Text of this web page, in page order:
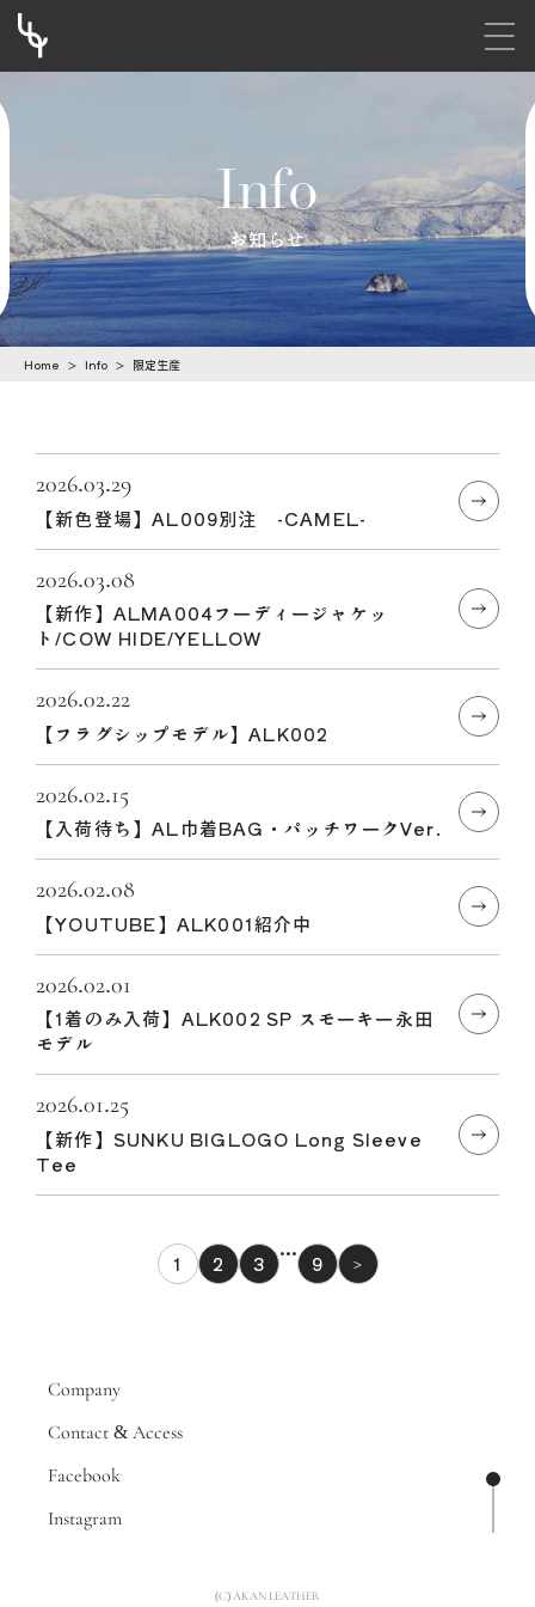
k
o
c
o
メ
Info
お知らせ
Home > Info > 限定生産
2026.03.29
【新色登場】AL009別注 -CAMEL-
2026.03.08
【新作】ALMA004フーディージャケッ
ト/COW HIDE/YELLOW
2026.02.22
【フラグシップモデル】ALK002
2026.02.15
【入荷待ち】AL巾着BAG・パッチワークVer.
2026.02.08
【YOUTUBE】ALK001紹介中
2026.02.01
【1着のみ入荷】ALK002 SP スモーキー永田
モデル
2026.01.25
【新作】SUNKU BIGLOGO Long Sleeve
Tee
1 2 3 … 9 >
ペー
Company
Contact & Access
Facebook
Instagram
(C) AKAN LEATHER